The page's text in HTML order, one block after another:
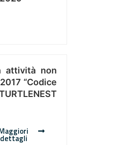
attività non
“Codice
dettagli